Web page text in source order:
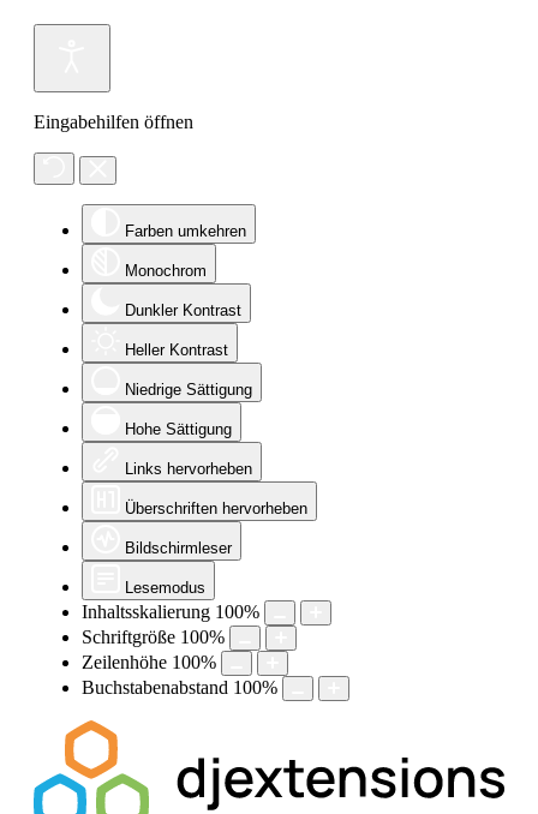
Eingabehilfen öffnen
Farben umkehren
Monochrom
Dunkler Kontrast
Heller Kontrast
Niedrige Sättigung
Hohe Sättigung
Links hervorheben
Überschriften hervorheben
Bildschirmleser
Lesemodus
Inhaltsskalierung 100%
Schriftgröße 100%
Zeilenhöhe 100%
Buchstabenabstand 100%